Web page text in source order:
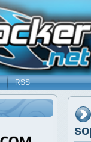
RSS